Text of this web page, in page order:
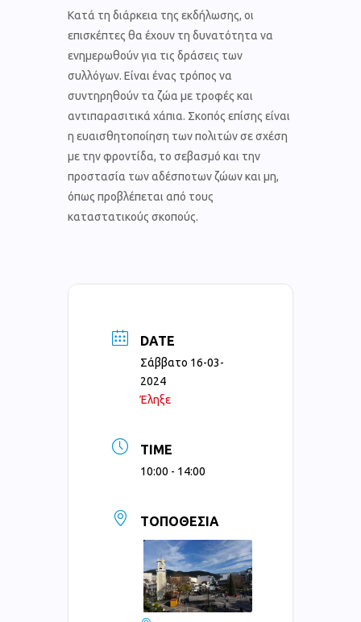
Κατά τη διάρκεια της εκδήλωσης, οι
επισκέπτες θα έχουν τη δυνατότητα να
ενημερωθούν για τις δράσεις των
συλλόγων. Είναι ένας τρόπος να
συντηρηθούν τα ζώα με τροφές και
αντιπαρασιτικά χάπια. Σκοπός επίσης είναι
η ευαισθητοποίηση των πολιτών σε σχέση
με την φροντίδα, το σεβασμό και την
προστασία των αδέσποτων ζώων και μη,
όπως προβλέπεται από τους
καταστατικούς σκοπούς.
DATE
Σάββατο 16-03-
2024
Έληξε
TIME
10:00 - 14:00
ΤΟΠΟΘΕΣΊΑ